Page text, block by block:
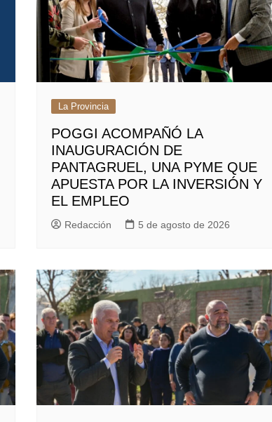
La Provincia
POGGI ACOMPAÑÓ LA
INAUGURACIÓN DE
PANTAGRUEL, UNA PYME QUE
APUESTA POR LA INVERSIÓN Y
EL EMPLEO
Redacción 5 de agosto de 2026